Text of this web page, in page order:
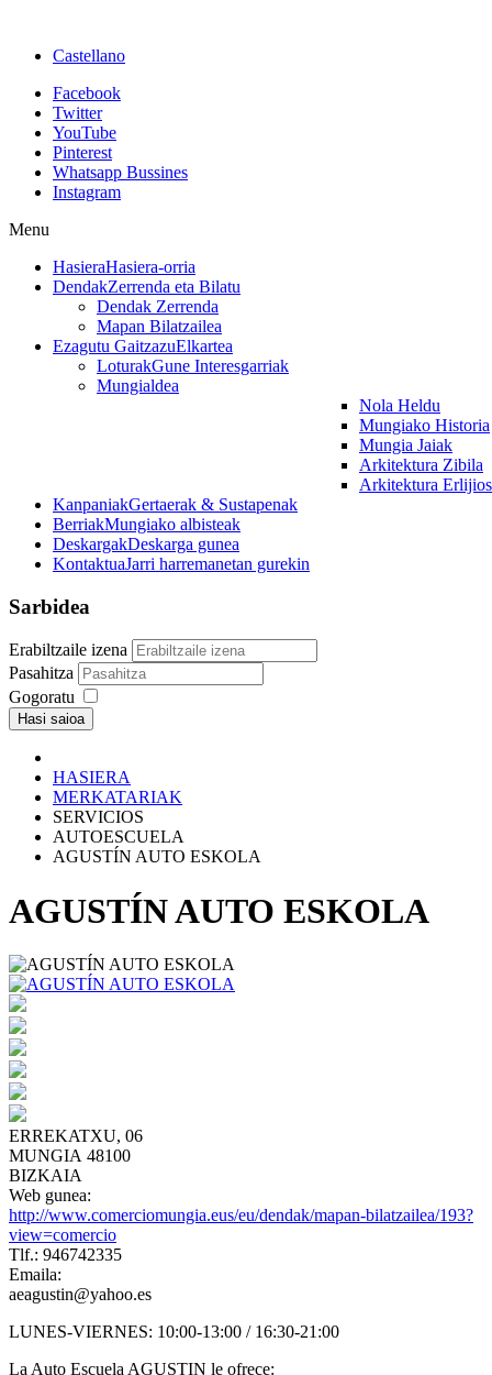
Castellano
Facebook
Twitter
YouTube
Pinterest
Whatsapp Bussines
Instagram
Menu
HasieraHasiera-orria
DendakZerrenda eta Bilatu
Dendak Zerrenda
Mapan Bilatzailea
Ezagutu GaitzazuElkartea
LoturakGune Interesgarriak
Mungialdea
Nola Heldu
Mungiako Historia
Mungia Jaiak
Arkitektura Zibila
Arkitektura
KanpaniakGertaerak & Sustapenak
BerriakMungiako albisteak
DeskargakDeskarga gunea
KontaktuaJarri harremanetan gurekin
Sarbidea
Erabiltzaile izena
Pasahitza
Gogoratu
Hasi saioa
HASIERA
MERKATARIAK
SERVICIOS
AUTOESCUELA
AGUSTÍN AUTO ESKOLA
AGUSTÍN AUTO ESKOLA
ERREKATXU, 06
MUNGIA 48100
BIZKAIA
Web gunea:
http://www.comerciomungia.eus/eu/dendak/mapan-bilatzailea/193?
view=comercio
Tlf.: 946742335
Emaila:
aeagustin@yahoo.es
LUNES-VIERNES: 10:00-13:00 / 16:30-21:00
La Auto Escuela AGUSTIN le ofrece: